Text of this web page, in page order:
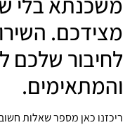
לחיבור שלכם
והמתאימים.
ריכזנו כאן מספר שאלות